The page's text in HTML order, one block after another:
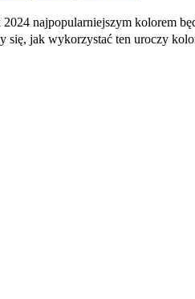
najpopularniejszym kolorem
jak wykorzystać ten uroczy